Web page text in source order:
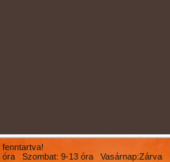
Szombat: 9-13 óra Vasárnap:Zárva